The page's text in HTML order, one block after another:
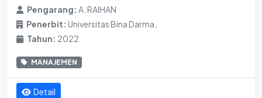
Pengarang: A. RAIHAN
Penerbit: Universitas Bina Darma,
Tahun: 2022
MANAJEMEN
Detail